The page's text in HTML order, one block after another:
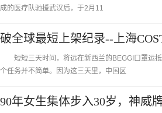
成的医疗队驰援武汉后，于2月11
破全球最短上架纪录--上海
短短三天时间，将远在新西兰的BEGGI口罩运抵
个任务并不简单。因为这三天里，中国区
90年女生集体步入30岁，神威